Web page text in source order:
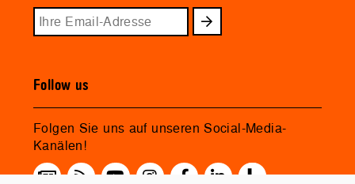
Follow us
Folgen Sie uns auf unseren Social-Media-
Kanälen!